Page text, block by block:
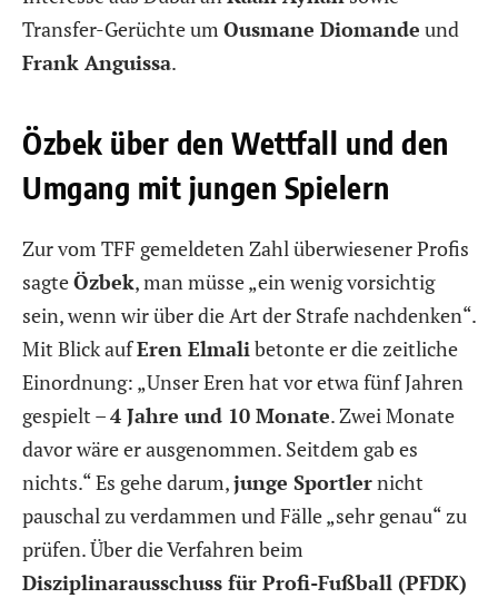
Transfer-Gerüchte um Ousmane Diomande und
Frank Anguissa.
Özbek über den Wettfall und den
Umgang mit jungen Spielern
Zur vom TFF gemeldeten Zahl überwiesener Profis
sagteÖzbek, man müsse „ein wenig vorsichtig
sein, wenn wir über die Art der Strafe nachdenken“.
Mit Blick aufEren Elmalibetonte er die zeitliche
Einordnung: „Unser Eren hat vor etwa fünf Jahren
gespielt –4 Jahre und 10 Monate. Zwei Monate
davor wäre er ausgenommen. Seitdem gab es
nichts.“ Es gehe darum,junge Sportlernicht
pauschal zu verdammen und Fälle „sehr genau“ zu
prüfen. Über die Verfahren beim
Disziplinarausschuss für Profi-Fußball (PFDK)